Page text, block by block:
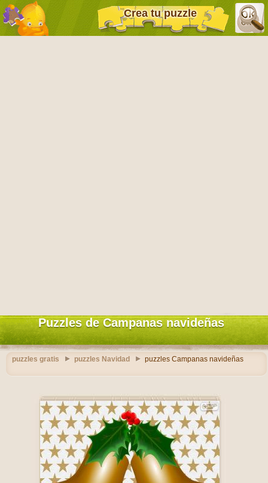
Crea tu puzzle
Puzzles de Campanas navideñas
puzzles gratis puzzles Navidad puzzles Campanas navideñas